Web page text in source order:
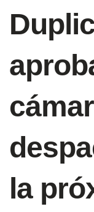
la